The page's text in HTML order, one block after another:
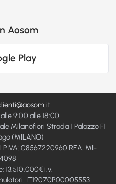
Aosom
Play
9:00 alle 18:00.
Milanofiori Strada 1 Palazzo F1
(MILANO)
08567220960 REA: MI-
13.510.000€ i.v.
IT19070P00005553